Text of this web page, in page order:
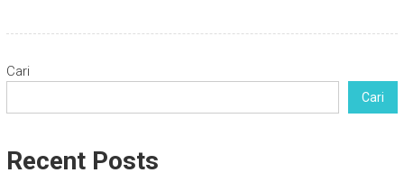
Cari
Cari
Recent Posts